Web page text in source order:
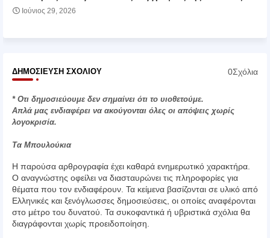
Ιούνιος 29, 2026
ΔΗΜΟΣΊΕΥΣΗ ΣΧΟΛΊΟΥ 0Σχόλια
* Οτι δημοσιεύουμε δεν σημαίνει ότι το υιοθετούμε.
Απλά μας ενδιαφέρει να ακούγονται όλες οι απόψεις χωρίς
λογοκρισία.
Τα Μπουλούκια
Η παρούσα αρθρογραφία έχει καθαρά ενημερωτικό χαρακτήρα.
Ο αναγνώστης οφείλει να διασταυρώνει τις πληροφορίες για
θέματα που τον ενδιαφέρουν. Τα κείμενα βασίζονται σε υλικό από
Ελληνικές και ξενόγλωσσες δημοσιεύσεις, οι οποίες αναφέρονται
στο μέτρο του δυνατού. Τα συκοφαντικά ή υβριστικά σχόλια θα
διαγράφονται χωρίς προειδοποίηση.